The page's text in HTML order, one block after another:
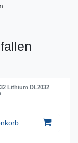
Lithium DL2032